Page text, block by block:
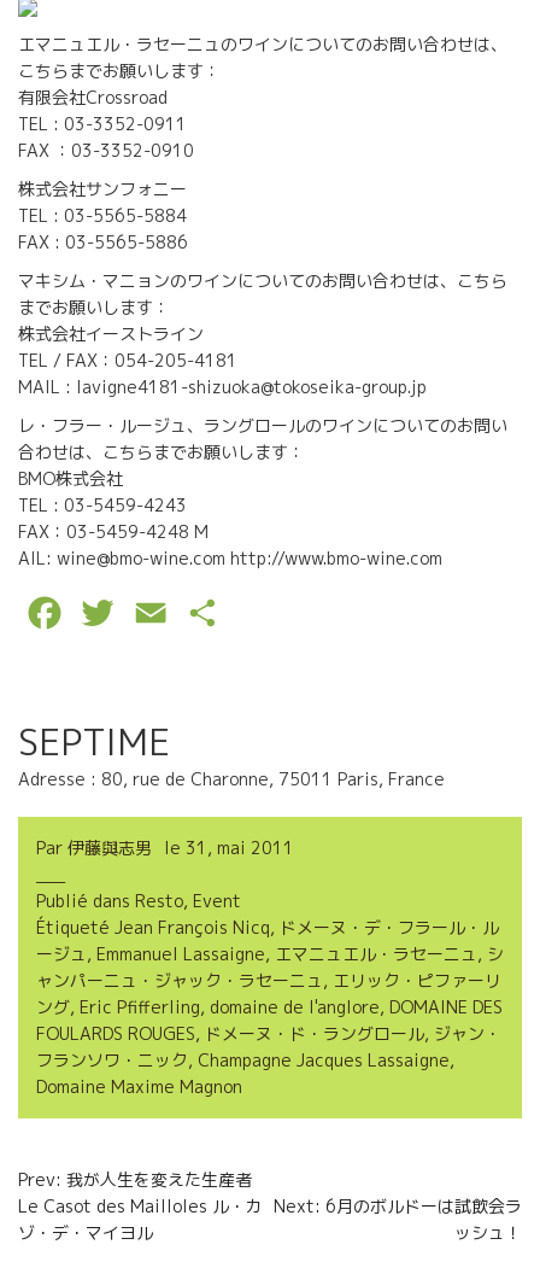
エマニュエル・ラセーニュのワインについてのお問い合わせは、
こちらまでお願いします：
有限会社Crossroad
TEL : 03-3352-0911
FAX ：03-3352-0910
株式会社サンフォニー
TEL : 03-5565-5884
FAX : 03-5565-5886
マキシム・マニョンのワインについてのお問い合わせは、こちら
までお願いします：
株式会社イーストライン
TEL / FAX：054-205-4181
MAIL : lavigne4181-shizuoka@tokoseika-group.jp
レ・フラー・ルージュ、ラングロールのワインについてのお問い
合わせは、こちらまでお願いします：
BMO株式会社
TEL : 03-5459-4243
FAX：03-5459-4248 M
AIL: wine@bmo-wine.com http://www.bmo-wine.com
e
b
t
t
l
a
SEPTIME
Adresse : 80, rue de Charonne, 75011 Paris, France
Par 伊藤與志男 le 31, mai 2011
Publié dans Resto, Event
Étiqueté Jean François Nicq, ドメーヌ・デ・フラール・ル
ージュ, Emmanuel Lassaigne, エマニュエル・ラセーニュ, シ
ャンパーニュ・ジャック・ラセーニュ, エリック・ピファーリ
ング, Eric Pfifferling, domaine de l'anglore, DOMAINE DES
FOULARDS ROUGES, ドメーヌ・ド・ラングロール, ジャン・
フランソワ・ニック, Champagne Jacques Lassaigne,
Domaine Maxime Magnon
Navigation
de
Prev: 我が人生を変えた生産者
Le Casot des Mailloles ル・カ
ゾ・デ・マイヨル
Next: 6月のボルドーは試飲会ラ
ッシュ！